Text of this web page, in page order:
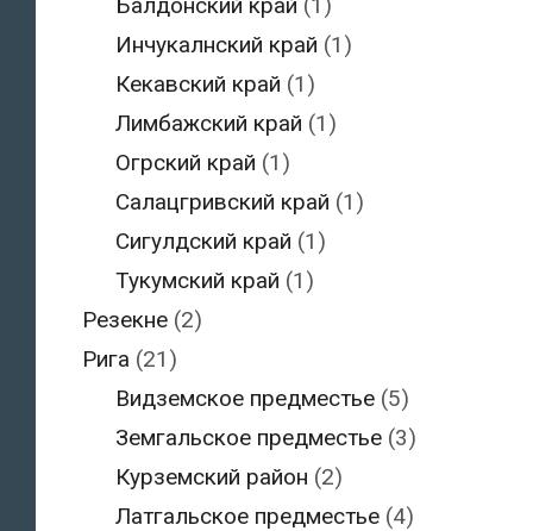
Инчукалнский край (1)
Кекавский край (1)
Лимбажский край (1)
Огрский край (1)
Салацгривский край (1)
Сигулдский край (1)
Тукумский край (1)
Резекне(2)
Рига (21)
Видземское предместье (5)
Земгальское предместье (3)
Курземский район (2)
Латгальское предместье (4)